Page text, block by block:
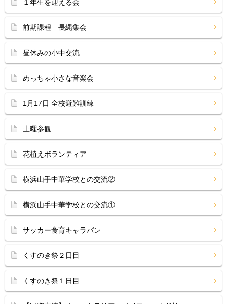
１年生を迎える会
前期課程 長縄集会
昼休みの小中交流
めっちゃ小さな音楽会
1月17日 全校避難訓練
土曜参観
花植えボランティア
横浜山手中華学校との交流②
横浜山手中華学校との交流①
サッカー食育キャラバン
くすのき祭２日目
くすのき祭１日目